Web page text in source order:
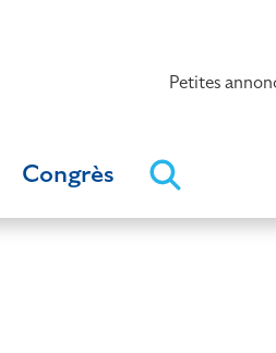
Petites
Congrès